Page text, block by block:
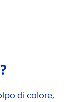
di calore,